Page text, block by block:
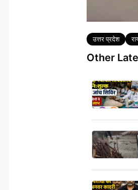
Tags
उत्तर प्रदेश
Other